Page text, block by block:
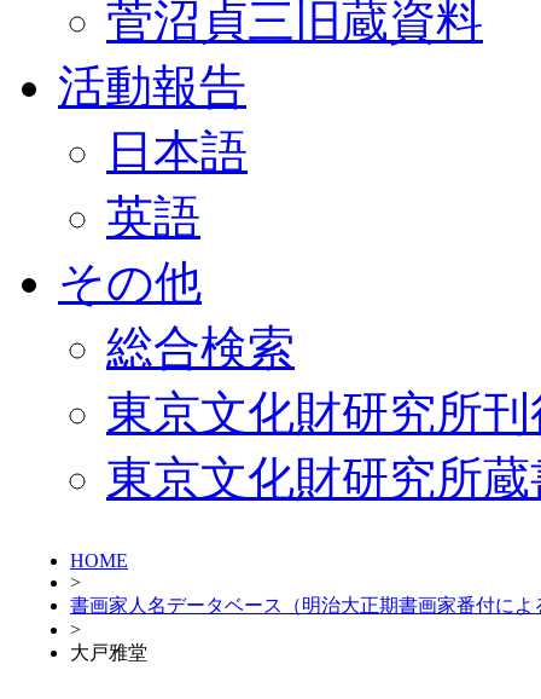
菅沼貞三旧蔵資料
活動報告
日本語
英語
その他
総合検索
東京文化財研究所
東京文化財研究所
HOME
>
書画家人名データベース（明治大正期書画家番付によ
>
大戸雅堂